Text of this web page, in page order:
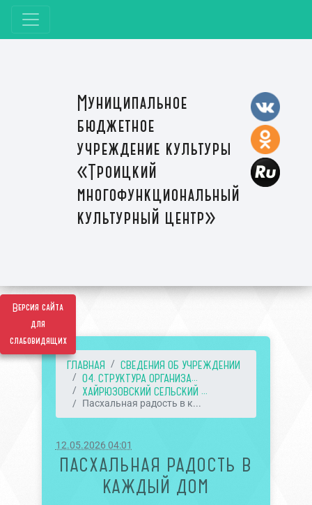
Версия сайта
для
слабовидящих
Муниципальное
бюджетное
учреждение культуры
«Троицкий
многофункциональный
культурный центр»
ГЛАВНАЯ
СВЕДЕНИЯ ОБ УЧРЕЖДЕНИИ
04. СТРУКТУРА ОРГАНИЗА...
ХАЙРЮЗОВСКИЙ СЕЛЬСКИЙ ...
Пасхальная радость в к...
12.05.2026 04:01
ПАСХАЛЬНАЯ РАДОСТЬ В
КАЖДЫЙ ДОМ